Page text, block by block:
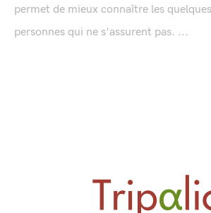
permet de mieux connaître les
personnes qui ne s'assurent pas. ...